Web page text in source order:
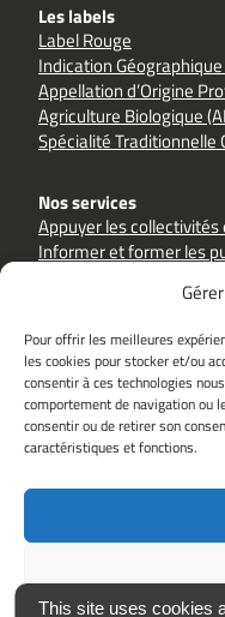
Pour offrir les meilleures
les cookies pour stocker et/ou
consentir à ces technologies
comportement de navigation ou
consentir ou de retirer son
caractéristiques et fonctions.
Les labels
Label Rouge
Indication
Appellation d’Origine
Agriculture Biologique
Spécialité Traditionnelle
Nos services
Appuyer les
Informer et former les
Le
This site uses cookies